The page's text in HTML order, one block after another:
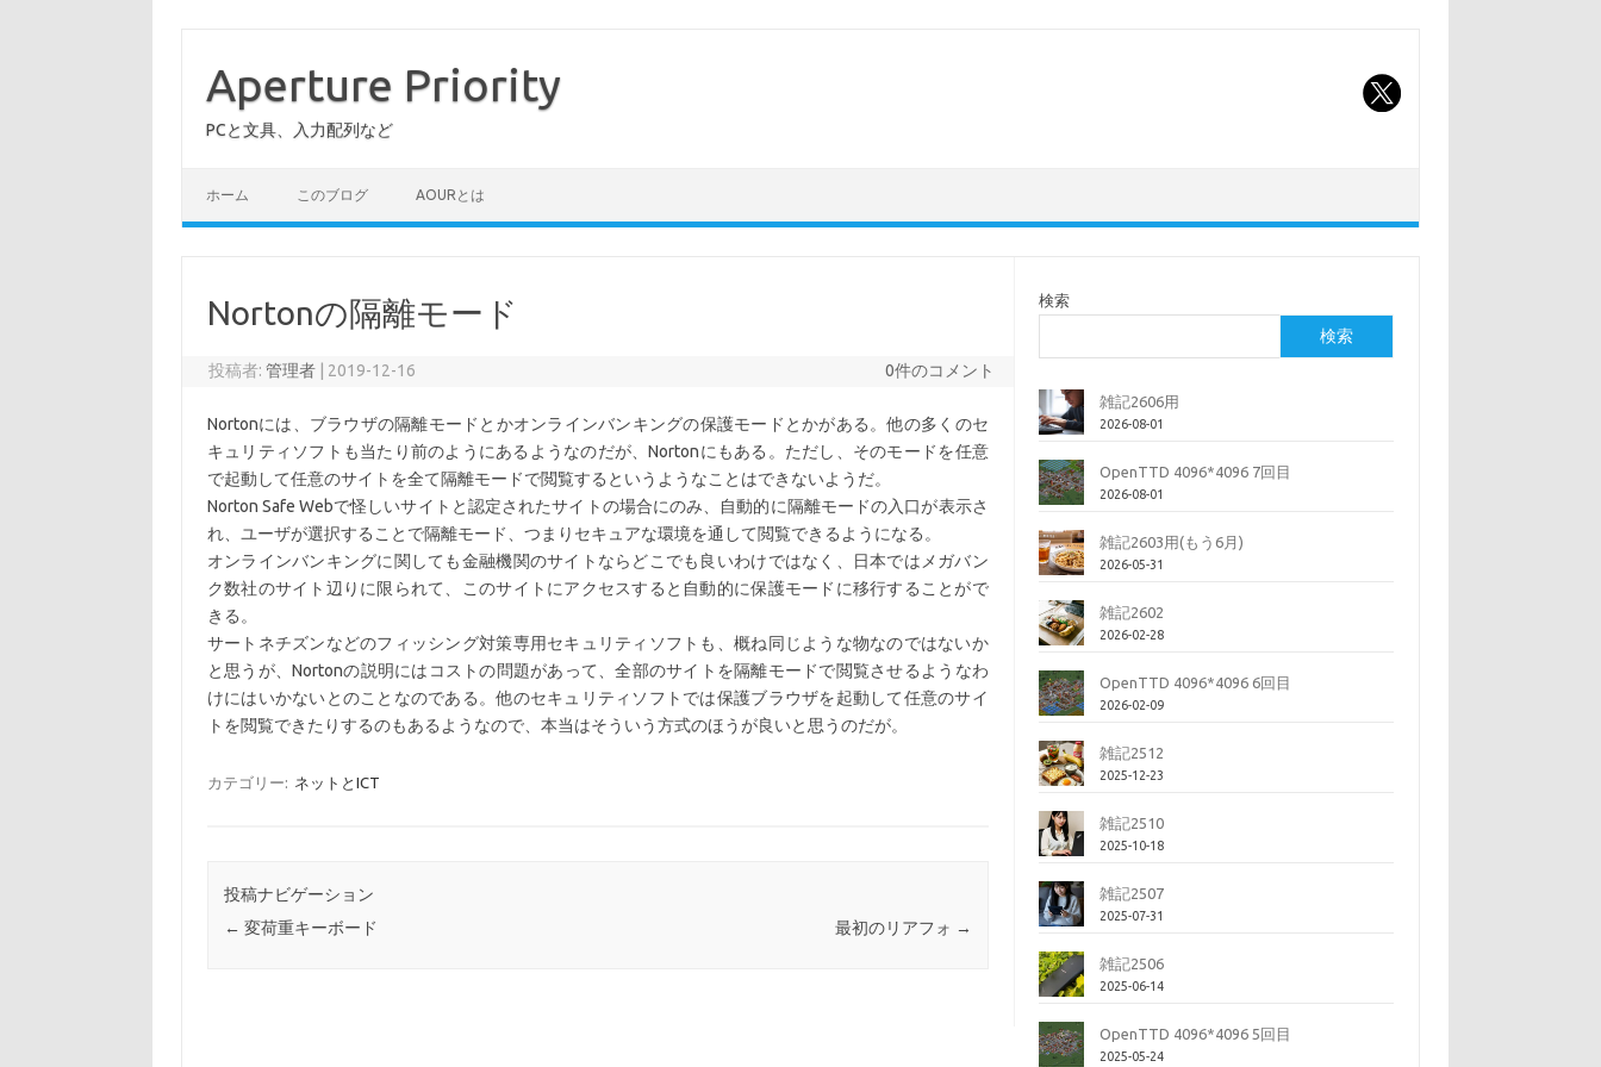
Aperture Priority
PCと文具、入力配列など
ホーム このブログ AOURとは
Nortonの隔離モード
投稿者:管理者 2019-12-16 0件のコメント
Nortonには、ブラウザの隔離モードとかオンラインバンキングの保護モードとかがある。他の多くのセ
キュリティソフトも当たり前のようにあるようなのだが、Nortonにもある。ただし、そのモードを任意
で起動して任意のサイトを全て隔離モードで閲覧するというようなことはできないようだ。
Norton Safe Webで怪しいサイトと認定されたサイトの場合にのみ、自動的に隔離モードの入口が表示さ
れ、ユーザが選択することで隔離モード、つまりセキュアな環境を通して閲覧できるようになる。
オンラインバンキングに関しても金融機関のサイトならどこでも良いわけではなく、日本ではメガバン
ク数社のサイト辺りに限られて、このサイトにアクセスすると自動的に保護モードに移行することがで
きる。
サートネチズンなどのフィッシング対策専用セキュリティソフトも、概ね同じような物なのではないか
と思うが、Nortonの説明にはコストの問題があって、全部のサイトを隔離モードで閲覧させるようなわ
けにはいかないとのことなのである。他のセキュリティソフトでは保護ブラウザを起動して任意のサイ
トを閲覧できたりするのもあるようなので、本当はそういう方式のほうが良いと思うのだが。
カテゴリー: ネットとICT
投稿ナビゲーション
← 変荷重キーボード 最初のリアフォ →
検索
検索
雑記2606用
2026-08-01
OpenTTD 4096*4096 7回目
2026-08-01
雑記2603用(もう6月)
2026-05-31
雑記2602
2026-02-28
OpenTTD 4096*4096 6回目
2026-02-09
雑記2512
2025-12-23
雑記2510
2025-10-18
雑記2507
2025-07-31
雑記2506
2025-06-14
OpenTTD 4096*4096 5回目
2025-05-24